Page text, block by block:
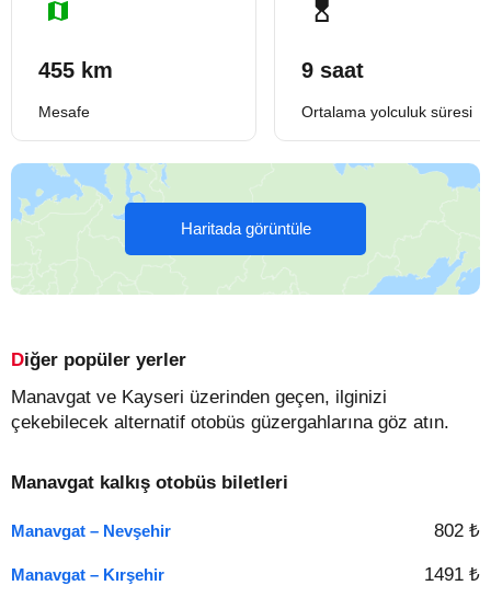
455 km
Mesafe
9 saat
Ortalama yolculuk süresi
Haritada görüntüle
Diğer popüler yerler
Manavgat ve Kayseri üzerinden geçen, ilginizi
çekebilecek alternatif otobüs güzergahlarına göz atın.
Manavgat kalkış otobüs biletleri
Manavgat – Nevşehir 802 ₺
Manavgat – Kırşehir 1491 ₺